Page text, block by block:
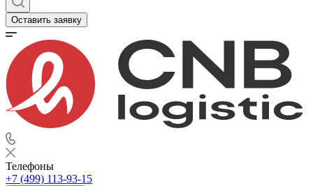
Оставить заявку
Телефоны
+7 (499) 113-93-15